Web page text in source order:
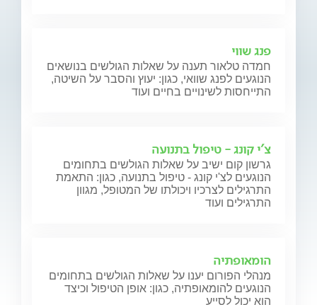
פנג שווי
חמדה טלאור תענה על שאלות הגולשים בנושאים
הנוגעים לפנג שוואי, כגון: יעוץ והסבר על השיטה,
התייחסות לשינויים בחיים ועוד
צ'י קונג - טיפול בתנועה
גרשון קום ישיב על שאלות הגולשים בתחומים
הנוגעים לצ'י קונג - טיפול בתנועה, כגון: התאמת
התרגילים לצרכיו ויכולתו של המטופל, מגוון
התרגילים ועוד
הומאופתיה
מנהלי הפורום יענו על שאלות הגולשים בתחומים
הנוגעים להומאופתיה, כגון: אופן הטיפול וכיצד
הוא יכול לסייע